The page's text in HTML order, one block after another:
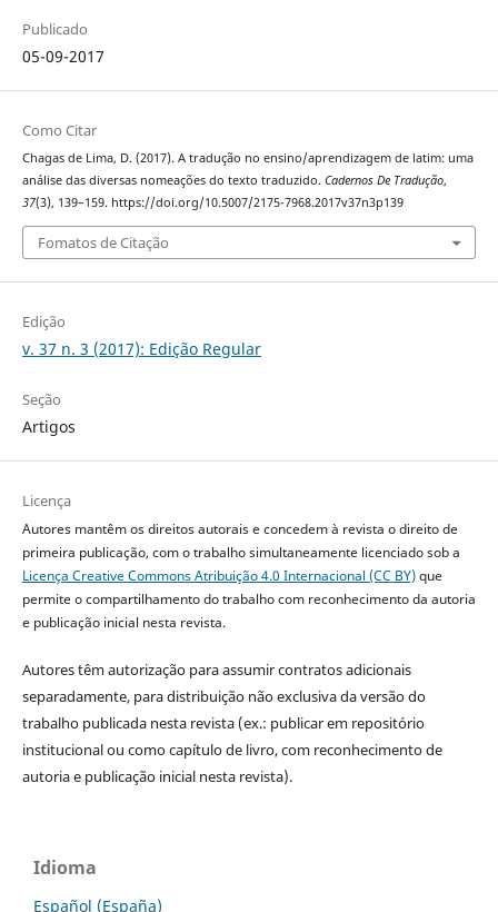
Publicado
05-09-2017
Como Citar
Chagas de Lima, D. (2017). A tradução no ensino/aprendizagem de latim: uma
análise das diversas nomeações do texto traduzido. Cadernos De Tradução,
37(3), 139–159. https://doi.org/10.5007/2175-7968.2017v37n3p139
Fomatos de Citação
Edição
v. 37 n. 3 (2017): Edição Regular
Seção
Artigos
Licença
Autores mantêm os direitos autorais e concedem à revista o direito de
primeira publicação, com o trabalho simultaneamente licenciado sob a
Licença Creative Commons Atribuição 4.0 Internacional (CC BY)que
permite o compartilhamento do trabalho com reconhecimento da autoria
e publicação inicial nesta revista.
Autores têm autorização para assumir contratos adicionais
separadamente, para distribuição não exclusiva da versão do
trabalho publicada nesta revista (ex.: publicar em repositório
institucional ou como capítulo de livro, com reconhecimento de
autoria e publicação inicial nesta revista).
Idioma
Español (España)